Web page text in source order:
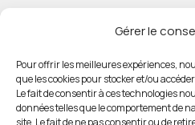
Gérer le
Pour offrir les meilleures expériences,
que les cookies pour stocker et/ou
Le fait de consentir à ces technologies
données telles que le comportement de
site. Le fait de ne pas consentir ou de
© HORIZON